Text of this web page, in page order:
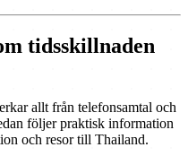
tidsskillnaden
allt från telefonsamtal och
följer praktisk information
och resor till Thailand.